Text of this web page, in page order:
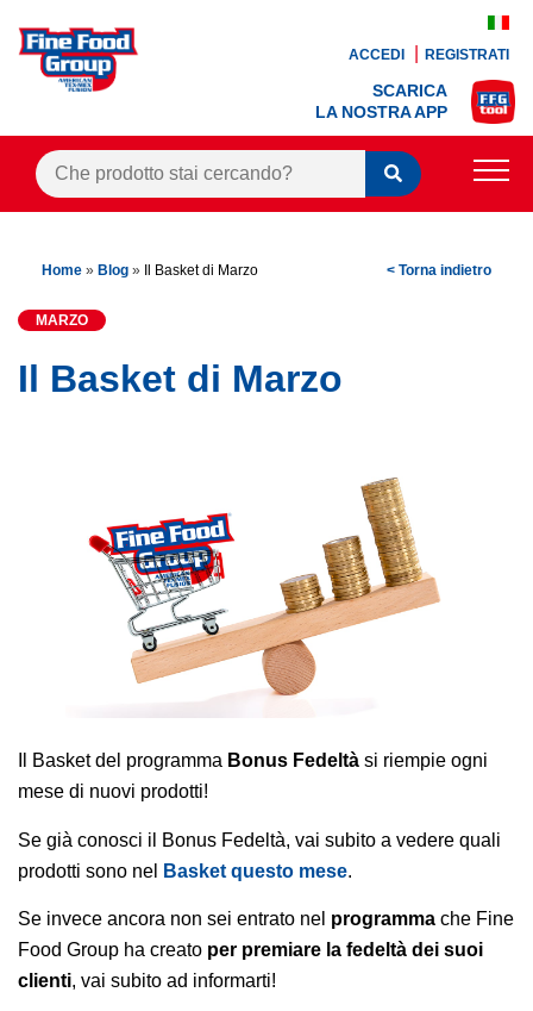
ACCEDI REGISTRATI
SCARICA
LA NOSTRA APP
BLOG
RICETTE
BONUS FEDELTÀ
AREA AGENTI
Home » Blog » Il Basket di Marzo < Torna indietro
MARZO
Il Basket di Marzo
Il Basket del programma Bonus Fedeltà si riempie ogni
mese di nuovi prodotti!
Se già conosci il Bonus Fedeltà, vai subito a vedere quali
prodotti sono nel
Basket questo mese.
Se invece ancora non sei entrato nel programma che Fine
Food Group ha creato per premiare la fedeltà dei suoi
clienti, vai subito ad informarti!